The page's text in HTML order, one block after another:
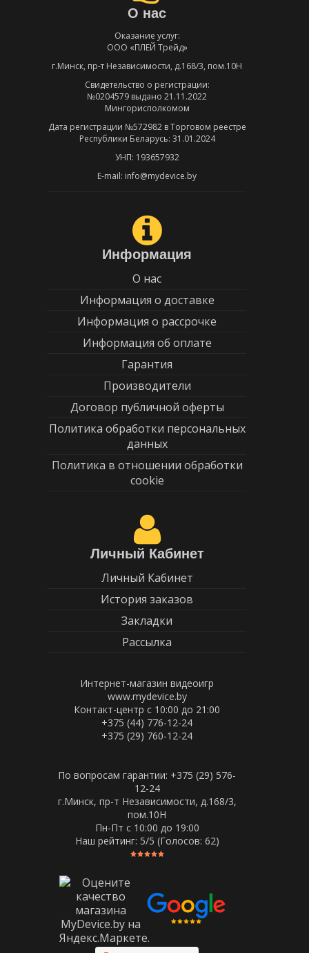
О нас
Оказание услуг:
ООО «ПЛЕЙ Трейд»
г.Минск, пр-т Независимости, д.168/3, пом.10Н
Свидетельство о регистрации:
№0204579 выдано 21.11.2022
Мингорисполкомом
Дата регистрации №572982 в Торговом реестре
Республики Беларусь: 31.01.2024
УНП: 193657932
E-mail: info@mydevice.by
Информация
О нас
Информация о доставке
Информация о рассрочке
Информация об оплате
Гарантия
Производители
Договор публичной оферты
Политика обработки персональных
данных
Политика в отношении обработки
cookie
Личный Кабинет
Личный Кабинет
История заказов
Закладки
Рассылка
Интернет-магазин видеоигр
www.mydevice.by
Контакт-центр с 10:00 до 21:00
+375 (44) 776-12-24
+375 (29) 760-12-24
По вопросам гарантии: +375 (29) 576-
12-24
г.Минск, пр-т Независимости, д.168/3,
пом.10Н
Пн-Пт c 10:00 до 19:00
Наш рейтинг: 5/5 (Голосов: 62)